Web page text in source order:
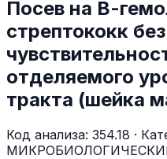
Посев на В-
стрептококк
отделяемого
тракта (шейка
Код анализа: 354.18 ·